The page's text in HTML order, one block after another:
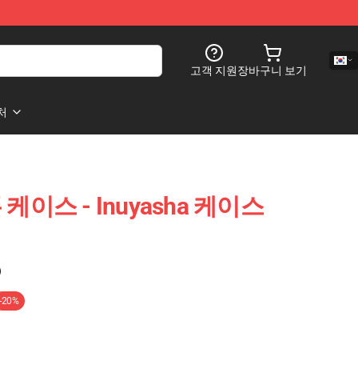
고객 지원장바구니 보기
이스 - Inuyasha 케이스
-20%